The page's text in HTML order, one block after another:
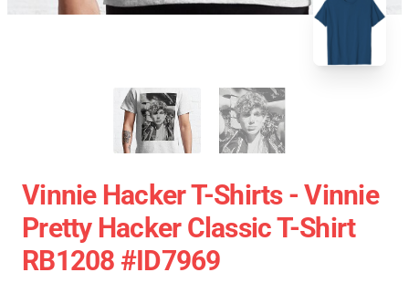
Vinnie Hacker T-Shirts - Vinnie
Pretty Hacker Classic T-Shirt
RB1208 #ID7969